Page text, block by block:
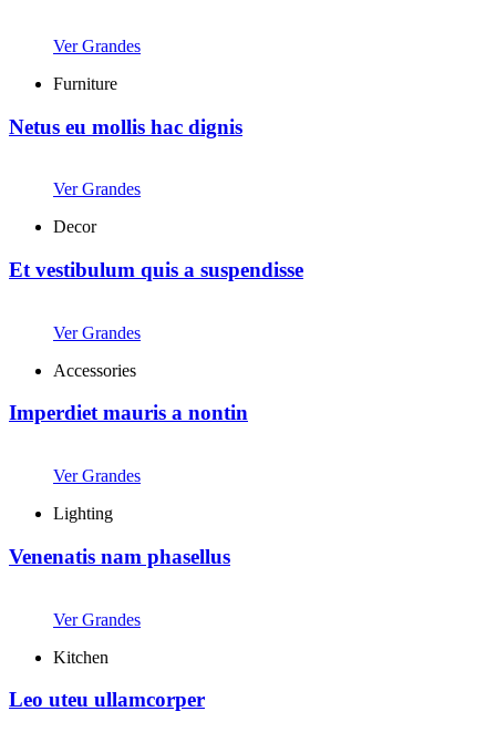
Ver Grandes
Furniture
Netus eu mollis hac dignis
Ver Grandes
Decor
Et vestibulum quis a suspendisse
Ver Grandes
Accessories
Imperdiet mauris a nontin
Ver Grandes
Lighting
Venenatis nam phasellus
Ver Grandes
Kitchen
Leo uteu ullamcorper